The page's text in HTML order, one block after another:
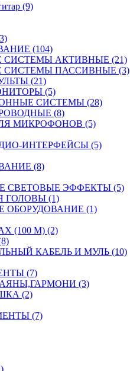
(9)
(104)
СИСТЕМЫ АКТИВНЫЕ (21)
СИСТЕМЫ ПАССИВНЫЕ (3)
(21)
(5)
СИСТЕМЫ (28)
(8)
МИКРОФОНОВ (5)
ИНТЕРФЕЙСЫ (5)
(8)
СВЕТОВЫЕ ЭФФЕКТЫ (5)
(1)
ОБОРУДОВАНИЕ (1)
(100 М) (2)
КАБЕЛЬ И МУЛЬ (10)
(7)
(3)
(2)
(7)